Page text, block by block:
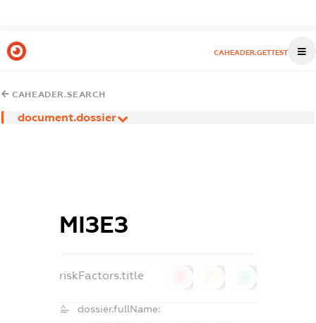
CAHEADER.GETTEST
CAHEADER.SEARCH
document.dossier
МІЗЕЗ
riskFactors.title
dossier.fullName: